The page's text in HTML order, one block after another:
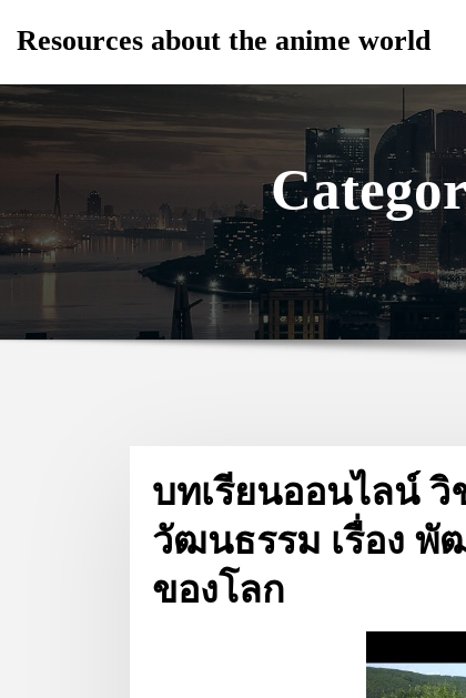
Resources about the anime world
บทเรียนออนไลน์
วัฒนธรรม เรื่อง พั
ของโลก